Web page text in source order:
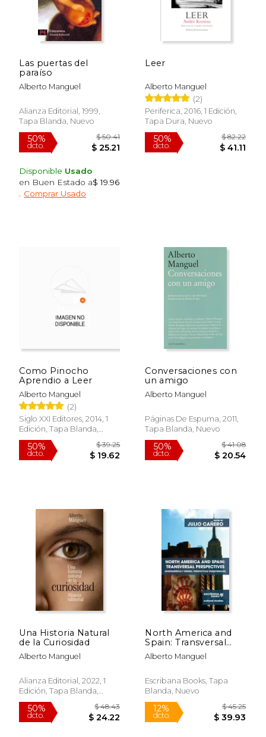
dcto. $ 17.84
15%
dcto.
50%
dcto.
15%
Las puertas del
paraíso
Alberto Manguel
Alianza Editorial, 1999,
Tapa Blanda, Nuevo
50%
dcto. $ 25.21
Disponible Usado
en Buen Estado a$ 19.96
Comprar Usado
Leer
Alberto Manguel
(2)
Periferica, 2016, 1 Edición,
Tapa Dura, Nuevo
50%
dcto.
Como Pinocho
Aprendio a Leer
Alberto Manguel
(2)
Siglo XXI Editores, 2014, 1
Edición, Tapa Blanda,
Nuevo
Conversaciones con
un amigo
Alberto Manguel
Páginas De Espuma, 2011,
Tapa Blanda, Nuevo
Una Historia Natural
de la Curiosidad
Alberto Manguel
Alianza Editorial, 2022, 1
Edición, Tapa Blanda,
Nuevo
North America and
Spain: Transversal
Perspectives -
Norteamérica y
transversales (en
Inglés)
Alberto Manguel
Escribana Books, Tapa
Blanda, Nuevo